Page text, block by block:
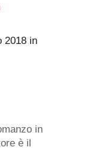
2018 in
in
è il